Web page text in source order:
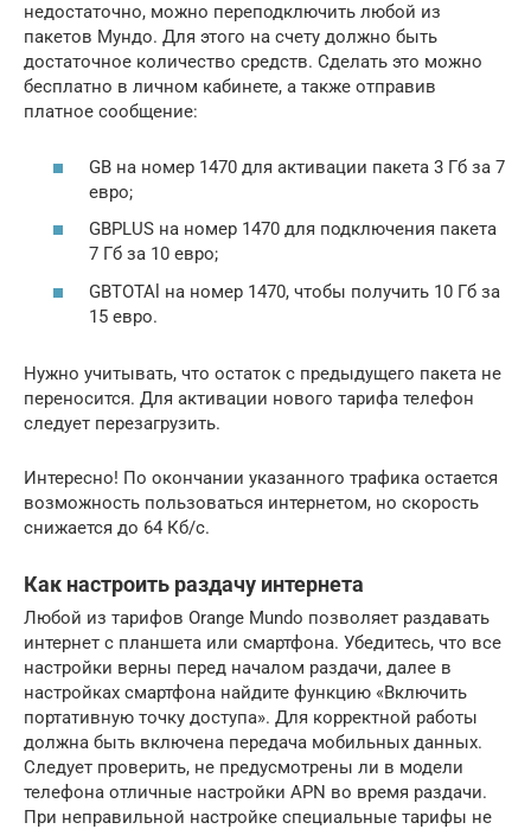
недостаточно, можно переподключить любой из
пакетов Мундо. Для этого на счету должно быть
достаточное количество средств. Сделать это можно
бесплатно в личном кабинете, а также отправив
платное сообщение:
GB на номер 1470 для активации пакета 3 Гб за 7
евро;
GBPLUS на номер 1470 для подключения пакета
7 Гб за 10 евро;
GBTOTAl на номер 1470, чтобы получить 10 Гб за
15 евро.
Нужно учитывать, что остаток с предыдущего пакета не
переносится. Для активации нового тарифа телефон
следует перезагрузить.
Интересно! По окончании указанного трафика остается
возможность пользоваться интернетом, но скорость
снижается до 64 Кб/c.
Как настроить раздачу интернета
Любой из тарифов Orange Mundo позволяет раздавать
интернет с планшета или смартфона. Убедитесь, что все
настройки верны перед началом раздачи, далее в
настройках смартфона найдите функцию «Включить
портативную точку доступа». Для корректной работы
должна быть включена передача мобильных данных.
Следует проверить, не предусмотрены ли в модели
телефона отличные настройки APN во время раздачи.
При неправильной настройке специальные тарифы не